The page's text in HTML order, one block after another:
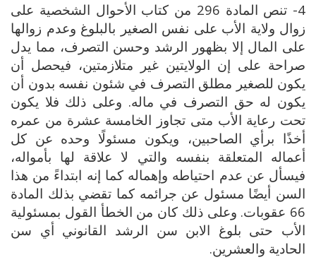
4- تنص المادة 296 من كتاب الأحوال الشخصية على
زوال ولاية الأب على نفس الصغير بالبلوغ وعدم زوالها
على المال إلا بظهور الرشد وحسن التصرف، مما يدل
صراحة على إن الولايتين غير متلازمتين، فيحصل أن
يكون للصغير مطلق التصرف في شئون نفسه بدون أن
يكون له حق التصرف في ماله. وعلى ذلك فلا يكون
تحت رعاية الأب متى تجاوز الخامسة عشرة من عمره
أخذًا برأي الصاحبين، ويكون مسئولًا وحده عن كل
أعماله المتعلقة بنفسه والتي لا علاقة لها بأمواله،
فيسأل عن عدم احتياطه وإهماله كما إنه ابتداءً من هذا
السن أيضًا مسئول عن جرائمه كما تقضي بذلك المادة
66 عقوبات. وعلى ذلك كان من الخطأ القول بمسئولية
الأب حتى بلوغ الابن سن الرشد القانوني أي سن
الحادية والعشرين.